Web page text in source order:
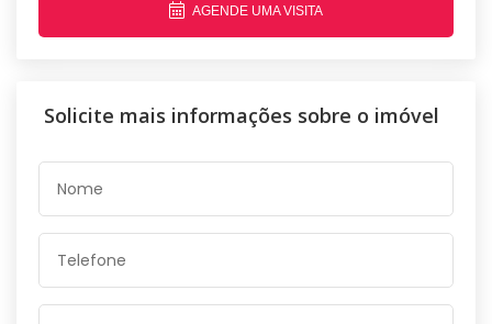
AGENDE UMA VISITA
Solicite mais informações sobre o imóvel